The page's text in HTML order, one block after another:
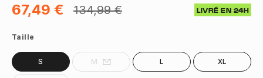
67,49 € 134,99 € LIVRÉ EN 24H
Taille
S M L XL